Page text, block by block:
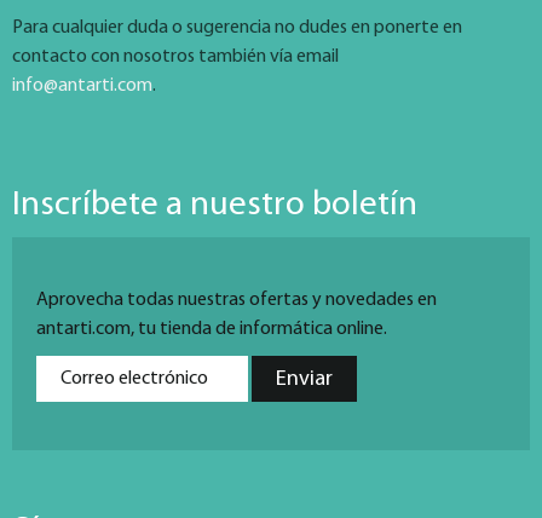
Para cualquier duda o sugerencia no dudes en ponerte en
contacto con nosotros también vía email
info@antarti.com.
Inscríbete a nuestro boletín
Aprovecha todas nuestras ofertas y novedades en
antarti.com, tu tienda de informática online.